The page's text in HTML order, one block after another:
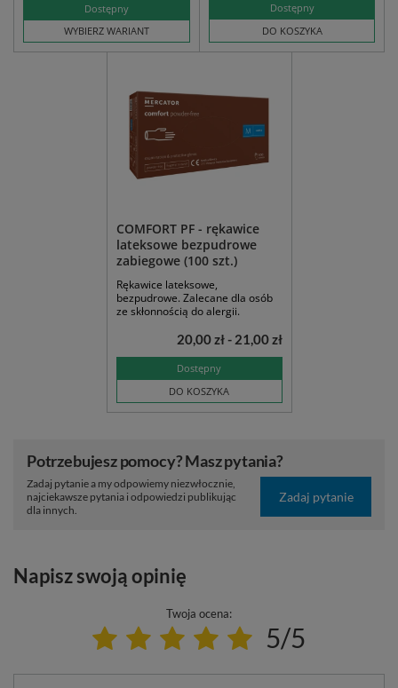
Dostępny
WYBIERZ WARIANT
Dostępny
DO KOSZYKA
COMFORT PF - rękawice
lateksowe bezpudrowe
zabiegowe (100 szt.)
Rękawice lateksowe,
bezpudrowe. Zalecane dla osób
ze skłonnością do alergii.
Dostępny
DO KOSZYKA
20,00 zł - 21,00 zł
Potrzebujesz pomocy? Masz pytania?
Zadaj pytanie a my odpowiemy niezwłocznie,
najciekawsze pytania i odpowiedzi publikując
dla innych.
Zadaj pytanie
Napisz swoją opinię
Twoja ocena:
5/5